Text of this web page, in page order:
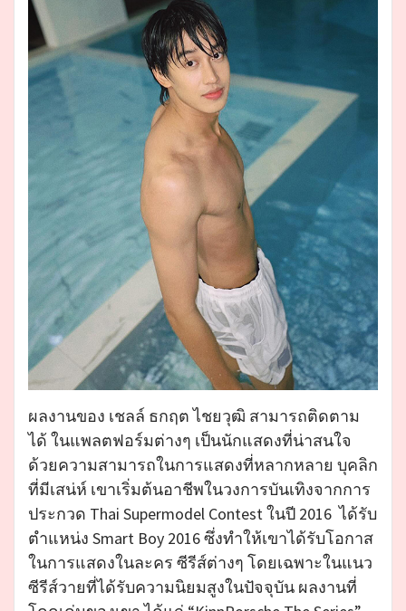
ผลงานของ เชลล์ ธกฤต ไชยวุฒิ สามารถติดตาม
ได้ ในแพลตฟอร์มต่างๆ เป็นนักแสดงที่น่าสนใจ
ด้วยความสามารถในการแสดงที่หลากหลาย บุคลิก
ที่มีเสน่ห์ เขาเริ่มต้นอาชีพในวงการบันเทิงจากการ
ประกวด Thai Supermodel Contest ในปี 2016 ได้รับ
ตำแหน่ง Smart Boy 2016 ซึ่งทำให้เขาได้รับโอกาส
ในการแสดงในละคร ซีรีส์ต่างๆ โดยเฉพาะในแนว
ซีรีส์วายที่ได้รับความนิยมสูงในปัจจุบัน ผลงานที่